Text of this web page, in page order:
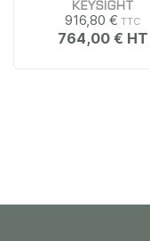
KEYSIGHT
916,80 €
764,00 €